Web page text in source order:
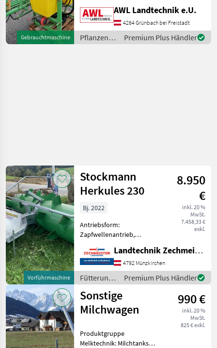
Gebrauchtmaschine
Reinwassertank, Pumpe
P115 mit Gelenkwelle,
Gestänge 12m, 4
Teilbreiten,
AWL Landtechnik e.U.
4264 Grünbach bei Freistadt
Pflanzenschutz
/ Skotarek
Premium Plus Händler
Vorführmaschine
Stockmann
Herkules 230
8.950
€
inkl. 20 %
MwSt.
7.458,33 €
exkl.
Bj. 2022
Antriebsform:
Zapfwellenantrieb,
Produktgruppe Silotechnik:
Siloverteiler, Material-Art:
lackiert, Verteil- und
Verdichteinrichtung
Stockmann H
Landtechnik Zechmeister GmbH & Co KG
4792 Münzkirchen
Fütterungstechnik
/
Stockmann
Premium Plus Händler
Sonstige
Milchwagen
990 €
inkl. 20 %
MwSt.
825 € exkl.
Produktgruppe
Melktechnik: Milchtanks